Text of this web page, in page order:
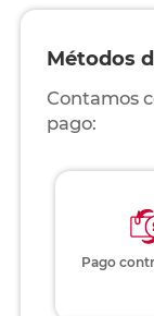
Métodos
Contamos
pago:
Pago